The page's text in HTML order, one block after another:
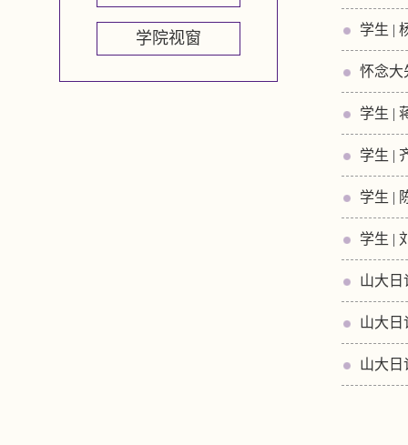
学院视窗 学生 |
怀念大
学生 |
学生 |
学生 |
学生 |
山大日
山大日
山大日